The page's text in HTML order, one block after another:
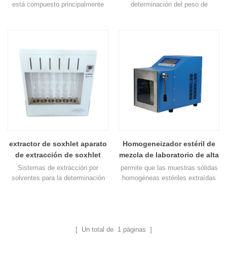
está compuesto principalmente
la temperatura ambiente diferente,
puede ajustar la temperatura de
calentamiento.
determinación del peso de
extractor de soxhlet aparato
de extracción de soxhlet
Sistemas de extracción por
solventes para la determinación
Homogeneizador estéril de
mezcla de laboratorio de alta
velocidad
permite que las muestras sólidas
homogéneas estériles extraídas
muestras y luego colocarlas en el
[ Un total de 1páginas ]